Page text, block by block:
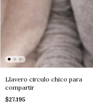
Llavero circulo chico para
compartir
$27.195